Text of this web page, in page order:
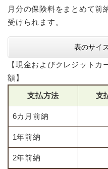
月分の保険料をまとめて前
受けられます。
表のサイ
【現金およびクレジットカ
額】
支払方法 支
6カ月前納
1年前納
2年前納